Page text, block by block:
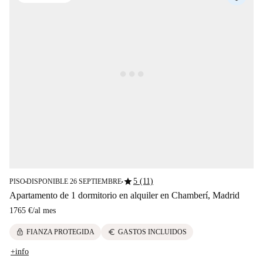
PISO■DISPONIBLE 26 SEPTIEMBRE■star5 (11)
Apartamento de 1 dormitorio en alquiler en Chamberí, Madrid
1765 €/al mes
lock FIANZA PROTEGIDA euro GASTOS INCLUIDOS
+info